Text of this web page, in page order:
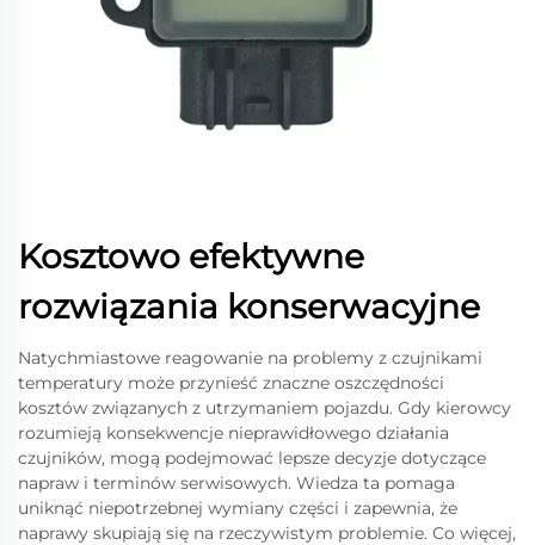
Kosztowo efektywne
rozwiązania konserwacyjne
Natychmiastowe reagowanie na problemy z czujnikami
temperatury może przynieść znaczne oszczędności
kosztów związanych z utrzymaniem pojazdu. Gdy kierowcy
rozumieją konsekwencje nieprawidłowego działania
czujników, mogą podejmować lepsze decyzje dotyczące
napraw i terminów serwisowych. Wiedza ta pomaga
uniknąć niepotrzebnej wymiany części i zapewnia, że
naprawy skupiają się na rzeczywistym problemie. Co więcej,